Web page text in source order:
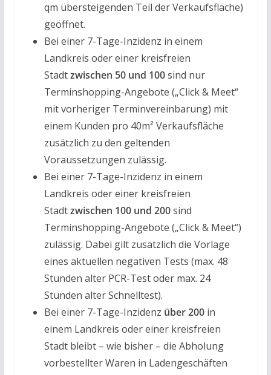
qm übersteigenden Teil der Verkaufsfläche)
geöffnet.
Bei einer 7-Tage-Inzidenz in einem
Landkreis oder einer kreisfreien
Stadtzwischen 50 und 100sind nur
Terminshopping-Angebote („Click & Meet“
mit vorheriger Terminvereinbarung) mit
einem Kunden pro 40m² Verkaufsfläche
zusätzlich zu den geltenden
Voraussetzungen zulässig.
Bei einer 7-Tage-Inzidenz in einem
Landkreis oder einer kreisfreien
Stadtzwischen 100 und 200sind
Terminshopping-Angebote („Click & Meet“)
zulässig. Dabei gilt zusätzlich die Vorlage
eines aktuellen negativen Tests (max. 48
Stunden alter PCR-Test oder max. 24
Stunden alter Schnelltest).
Bei einer 7-Tage-Inzidenz über 200in
einem Landkreis oder einer kreisfreien
Stadt bleibt – wie bisher – die Abholung
vorbestellter Waren in Ladengeschäften